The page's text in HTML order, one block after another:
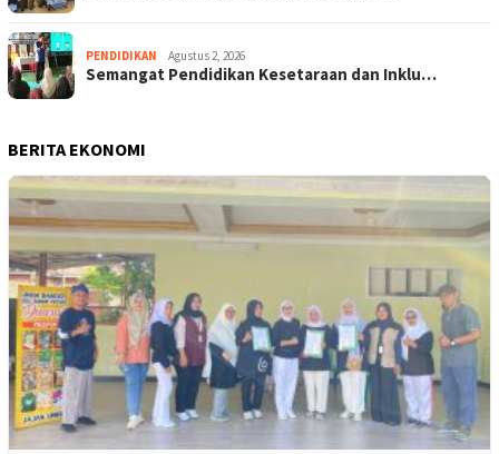
PENDIDIKAN Agustus 2, 2026
Semangat Pendidikan Kesetaraan dan Inklu…
BERITA EKONOMI